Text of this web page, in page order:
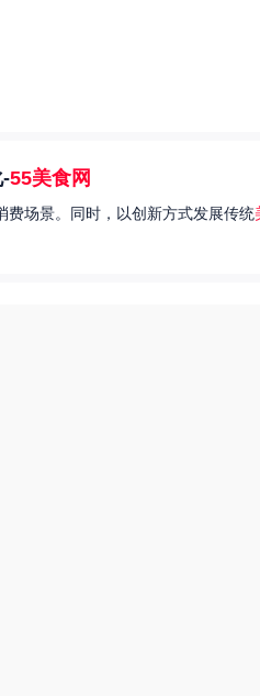
55美食网
场景。同时，以创新方式发展传统